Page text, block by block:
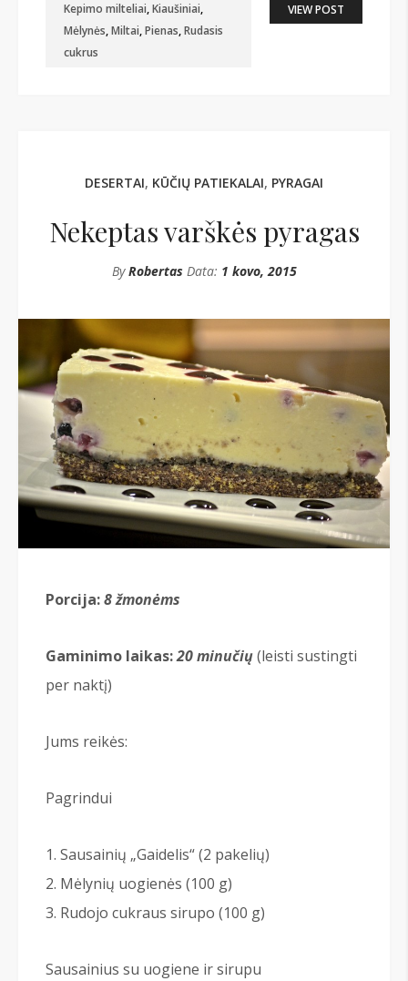
Kepimo milteliai,Kiaušiniai,
Mėlynės,Miltai,Pienas,Rudasis
cukrus
VIEW POST
DESERTAI, KŪČIŲ PATIEKALAI, PYRAGAI
Nekeptas varškės pyragas
ByRobertas Data: 1 kovo, 2015
Porcija:8 žmonėms
Gaminimo laikas:20 minučių(leisti sustingti
per naktį)
Jums reikės:
Pagrindui
Sausainių „Gaidelis“ (2 pakelių)
Mėlynių uogienės (100 g)
Rudojo cukraus sirupo (100 g)
Sausainius su uogiene ir sirupu